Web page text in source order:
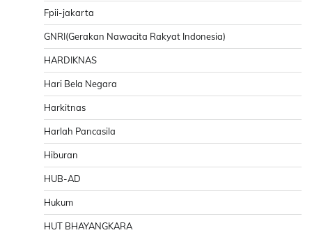
Fpii-jakarta
GNRI(Gerakan Nawacita Rakyat Indonesia)
HARDIKNAS
Hari Bela Negara
Harkitnas
Harlah Pancasila
Hiburan
HUB-AD
Hukum
HUT BHAYANGKARA